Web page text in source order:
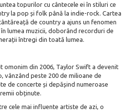
topurilor cu cântecele ei în stiluri ce
la pop și folk până la indie-rock. Cartea
de country a ajuns un fenomen
lumea muzicii, doborând recorduri de
întregi din toată lumea.
omonim din 2006, Taylor Swift a devenit
vânzând peste 200 de milioane de
de concerte și depășind numeroase
obținute.
cele mai influente artiste de azi, o